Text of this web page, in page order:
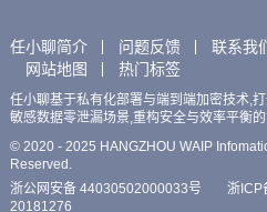
任小聊简介 问题反馈 联系我
网站地图
热门标签
任小聊基于私有化部署与端到端加密技术,
敏感数据零泄漏场景,重构安全与效率平衡
© 2020 - 2025 HANGZHOU WAIP
Reserved.
浙公网安备 44030502000033号
浙ICP
20181276